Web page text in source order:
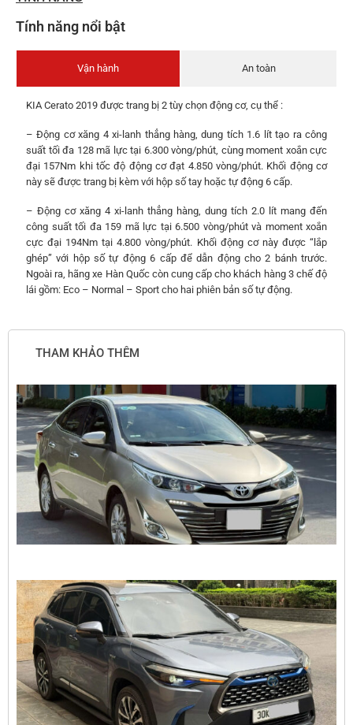
Tính năng nổi bật
Vận hành An toàn
KIA Cerato 2019 được trang bị 2 tùy chọn động cơ, cụ thể :
– Động cơ xăng 4 xi-lanh thẳng hàng, dung tích 1.6 lít tạo ra công
suất tối đa 128 mã lực tại 6.300 vòng/phút, cùng moment xoắn cực
đại 157Nm khi tốc độ động cơ đạt 4.850 vòng/phút. Khối động cơ
này sẽ được trang bị kèm với hộp số tay hoặc tự động 6 cấp.
– Động cơ xăng 4 xi-lanh thẳng hàng, dung tích 2.0 lít mang đến
công suất tối đa 159 mã lực tại 6.500 vòng/phút và moment xoắn
cực đại 194Nm tại 4.800 vòng/phút. Khối động cơ này được “lắp
ghép” với hộp số tự động 6 cấp để dẫn động cho 2 bánh trước.
Ngoài ra, hãng xe Hàn Quốc còn cung cấp cho khách hàng 3 chế độ
lái gồm: Eco – Normal – Sport cho hai phiên bản số tự động.
THAM KHẢO THÊM